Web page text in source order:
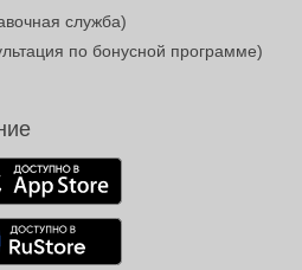
служба)
по бонусной программе)